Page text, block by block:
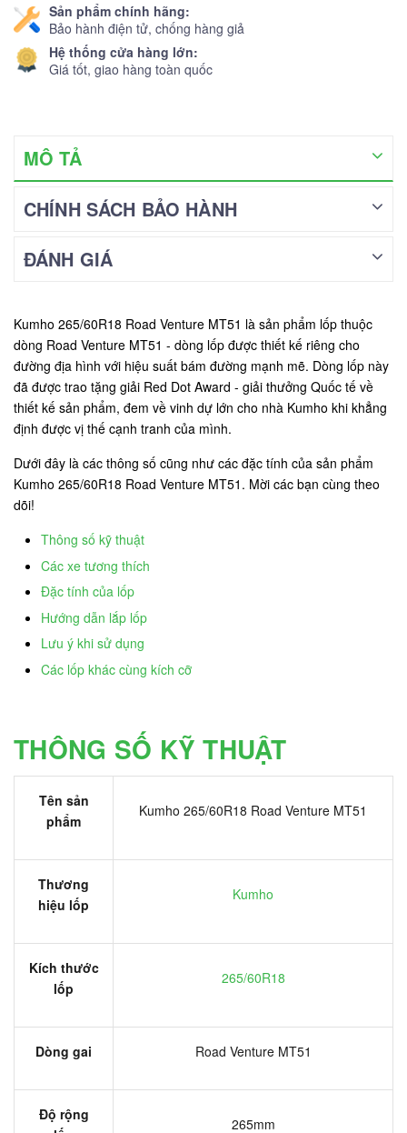
Sản phẩm chính hãng:
Bảo hành điện tử, chống hàng giả
Hệ thống cửa hàng lớn:
Giá tốt, giao hàng toàn quốc
MÔ TẢ
CHÍNH SÁCH BẢO HÀNH
ĐÁNH GIÁ
Kumho 265/60R18 Road Venture MT51 là sản phẩm lốp thuộc
dòng Road Venture MT51 - dòng lốp được thiết kế riêng cho
đường địa hình với hiệu suất bám đường mạnh mẽ. Dòng lốp này
đã được trao tặng giải Red Dot Award - giải thưởng Quốc tế về
thiết kế sản phẩm, đem về vinh dự lớn cho nhà Kumho khi khẳng
định được vị thế cạnh tranh của mình.
Dưới đây là các thông số cũng như các đặc tính của sản phẩm
Kumho 265/60R18 Road Venture MT51. Mời các bạn cùng theo
dõi!
Thông số kỹ thuật
Các xe tương thích
Đặc tính của lốp
Hướng dẫn lắp lốp
Lưu ý khi sử dụng
Các lốp khác cùng kích cỡ
THÔNG SỐ KỸ THUẬT
Tên sản
phẩm
Kumho 265/60R18 Road Venture MT51
Thương
hiệu lốp
Kumho
Kích thước
lốp
265/60R18
Dòng gai Road Venture MT51
Độ rộng
265mm